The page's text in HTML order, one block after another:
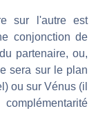
sur l'autre est
conjonction de
partenaire, ou,
sera sur le plan
ou sur Vénus (il